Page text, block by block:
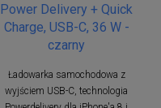
Power Delivery + Quick
Charge, USB-C, 36 W -
czarny
Ładowarka samochodowa z
wyjściem USB-C, technologia